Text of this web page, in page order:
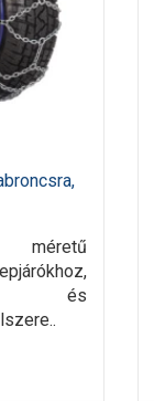
méretű
és